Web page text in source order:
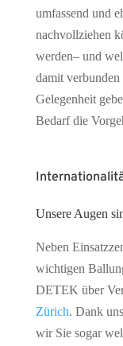
umfassend und
nachvollziehen
werden– und
damit
Gelegenheit
Bedarf die
Unsere Augen
Neben
wichtigen
DETEK über
Zürich. Dank
wir Sie sogar